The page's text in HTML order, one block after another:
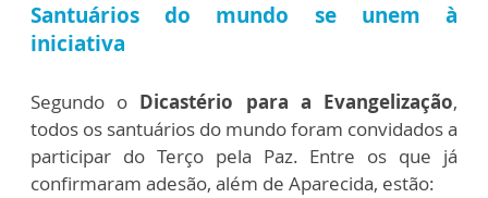
Santuários do mundo se unem à
iniciativa
Segundo o Dicastério para a Evangelização,
todos os santuários do mundo foram convidados a
participar do Terço pela Paz. Entre os que já
confirmaram adesão, além de Aparecida, estão: